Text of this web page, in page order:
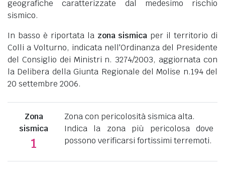
geografiche caratterizzate dal medesimo rischio
sismico.
In basso è riportata la zona sismica per il territorio di
Colli a Volturno, indicata nell'Ordinanza del Presidente
del Consiglio dei Ministri n. 3274/2003, aggiornata con
la Delibera della Giunta Regionale del Molise n.194 del
20 settembre 2006.
Zona
sismica
1
Zona con pericolosità sismica alta.
Indica la zona più pericolosa dove
possono verificarsi fortissimi terremoti.